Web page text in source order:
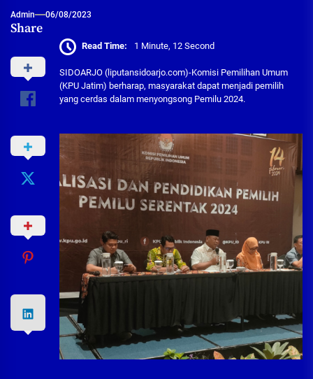
Admin 06/08/2023
Share
Read Time: 1 Minute, 12 Second
SIDOARJO (liputansidoarjo.com)-Komisi Pemilihan Umum
(KPU Jatim) berharap, masyarakat dapat menjadi pemilih
yang cerdas dalam menyongsong Pemilu 2024.